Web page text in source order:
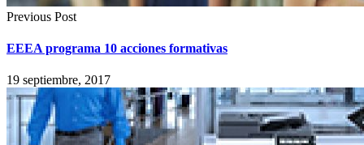
Previous Post
EEEA programa 10 acciones formativas
19 septiembre, 2017